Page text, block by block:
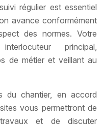
régulier est essentiel
avance conformément
des normes. Votre
principal,
de métier et veillant au
du chantier, en accord
vous permettront de
travaux et de discuter